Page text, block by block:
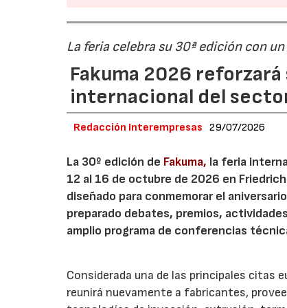
La feria celebra su 30ª edición con
Fakuma 2026
internacional del
Redacción Interempresas 29/07/2026
La 30º edición de Fakuma, la feria
12 al 16 de octubre de 2026 en
diseñado para conmemorar el
preparado debates, premios,
amplio programa de conferencias
Considerada una de las principales citas
reunirá nuevamente a fabricantes,